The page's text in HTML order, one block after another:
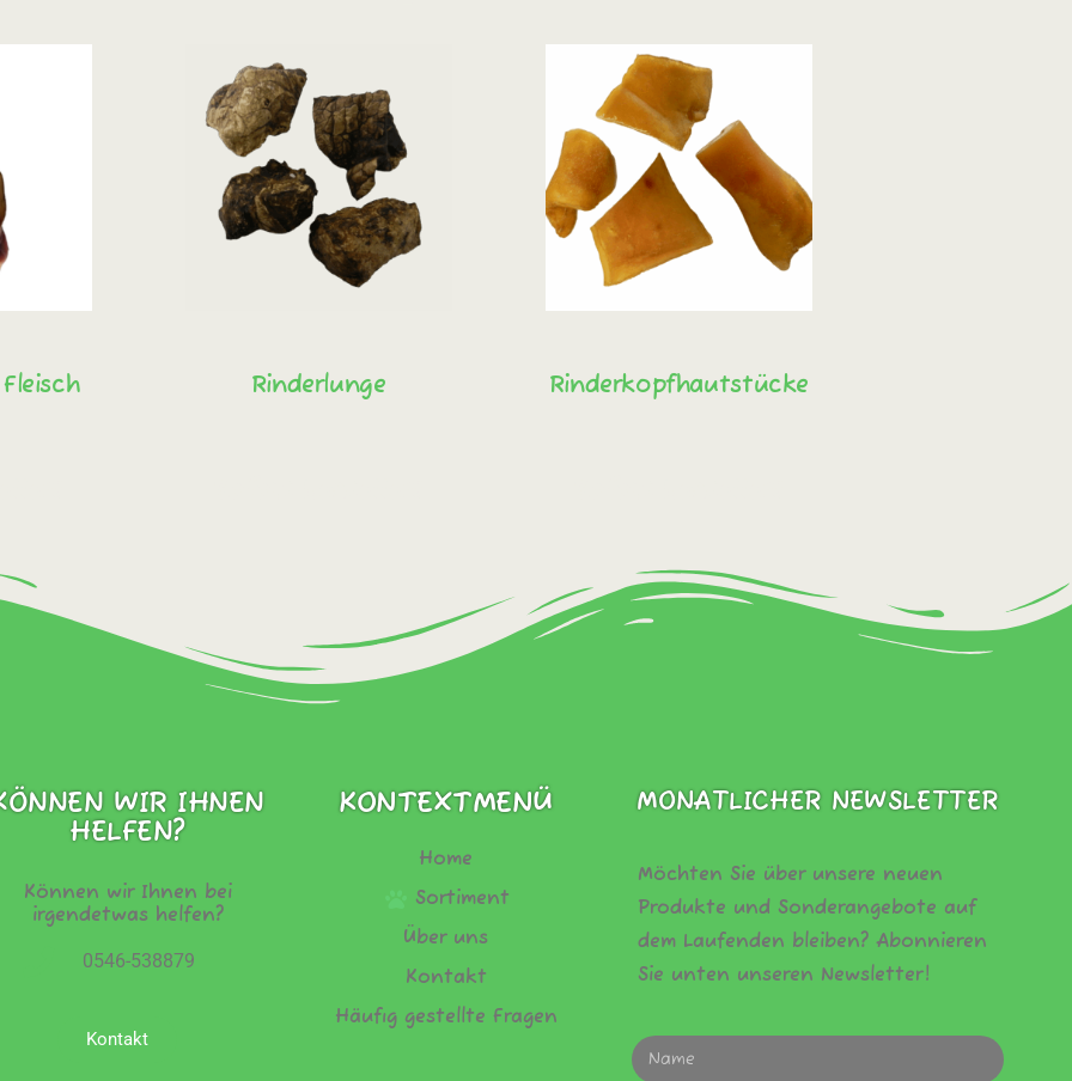
Rinderlunge Rinderkopfhautstücke
WIR IHNEN
HELFEN?
Können wir Ihnen bei
irgendetwas helfen?
0546-538879
Kontakt
KONTEXTMENÜ
Home
Sortiment
Über uns
Kontakt
Häufig gestellte Fragen
MONATLICHER NEWSLETTER
Möchten Sie über unsere neuen
Produkte und Sonderangebote auf
dem Laufenden bleiben? Abonnieren
Sie unten unseren Newsletter!